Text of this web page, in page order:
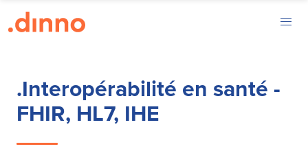
.Interopérabilité en santé -
FHIR, HL7, IHE